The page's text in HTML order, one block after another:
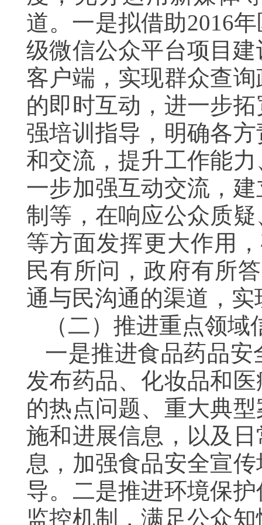
道。一是拟借助2016
级微信公众平台项目
客户端，实现群众查
的即时互动，进一步
强培训指导，明确各
和交流，提升工作能
一步加强互动交流，
制等，在响应公众质
等方面发挥更大作用
民有所问，政府有所
通与民沟通的渠道，
（二）推进重点领域
一是推进食品药品
发布药品、化妆品和
的热点问题、重大典
施和进展信息，以及
息，加强食品安全宣
导。二是推进环境保
监控机制，满足公众